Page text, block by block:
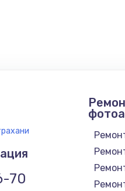
70